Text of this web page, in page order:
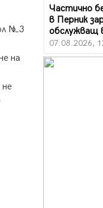
№3
на
Частично
в Перник
обслужващ
07.08.2026,
Да